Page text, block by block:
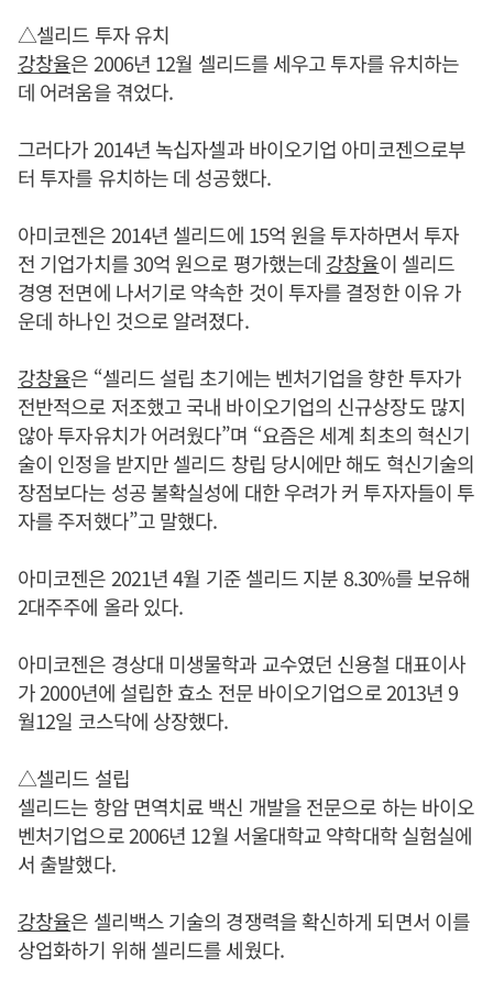
△셀리드 투자 유치
강창율은 2006년 12월 셀리드를 세우고 투자를 유치하는
데 어려움을 겪었다.
그러다가 2014년 녹십자셀과 바이오기업 아미코젠으로부
터 투자를 유치하는 데 성공했다.
아미코젠은 2014년 셀리드에 15억 원을 투자하면서 투자
전 기업가치를 30억 원으로 평가했는데 강창율이 셀리드
경영 전면에 나서기로 약속한 것이 투자를 결정한 이유 가
운데 하나인 것으로 알려졌다.
강창율은 “셀리드 설립 초기에는 벤처기업을 향한 투자가
전반적으로 저조했고 국내 바이오기업의 신규상장도 많지
않아 투자유치가 어려웠다”며 “요즘은 세계 최초의 혁신기
술이 인정을 받지만 셀리드 창립 당시에만 해도 혁신기술의
장점보다는 성공 불확실성에 대한 우려가 커 투자자들이 투
자를 주저했다”고 말했다.
아미코젠은 2021년 4월 기준 셀리드 지분 8.30%를 보유해
2대주주에 올라 있다.
아미코젠은 경상대 미생물학과 교수였던 신용철 대표이사
가 2000년에 설립한 효소 전문 바이오기업으로 2013년 9
월12일 코스닥에 상장했다.
△셀리드 설립
셀리드는 항암 면역치료 백신 개발을 전문으로 하는 바이오
벤처기업으로 2006년 12월 서울대학교 약학대학 실험실에
서 출발했다.
강창율은 셀리백스 기술의 경쟁력을 확신하게 되면서 이를
상업화하기 위해 셀리드를 세웠다.